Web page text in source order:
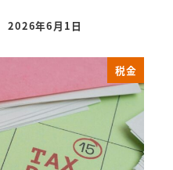
2026年6月1日
税金